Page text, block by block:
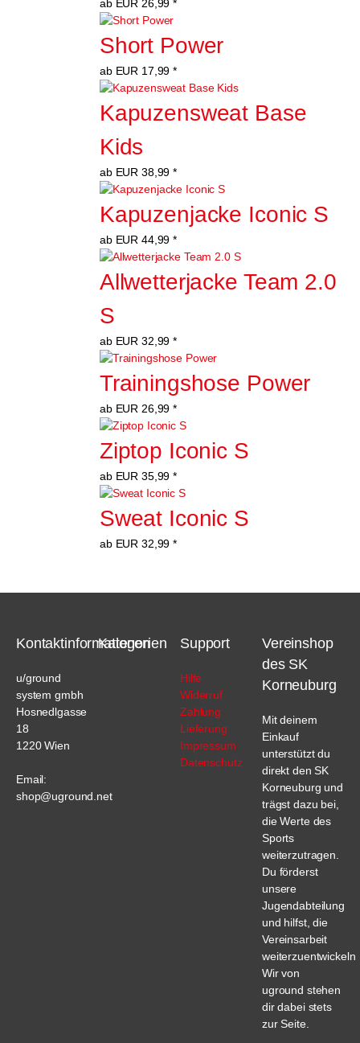
ab EUR 26,99 *
Short Power
ab EUR 17,99 *
Kapuzensweat Base
Kids
ab EUR 38,99 *
Kapuzenjacke Iconic S
ab EUR 44,99 *
Allwetterjacke Team 2.0
S
ab EUR 32,99 *
Trainingshose Power
ab EUR 26,99 *
Ziptop Iconic S
ab EUR 35,99 *
Sweat Iconic S
ab EUR 32,99 *
Kontaktinformationen
u/ground
system gmbh
Hosnedlgasse
18
1220 Wien
Email:
shop@uground.net
Kategorien Support
Hilfe
Widerruf
Zahlung
Lieferung
Impressum
Datenschutz
Vereinshop
des SK
Korneuburg
Mit deinem
Einkauf
unterstützt du
direkt den SK
Korneuburg und
trägst dazu bei,
die Werte des
Sports
weiterzutragen.
Du förderst
unsere
Jugendabteilung
und hilfst, die
Vereinsarbeit
weiterzuentwickeln.
Wir von
uground stehen
dir dabei stets
zur Seite.